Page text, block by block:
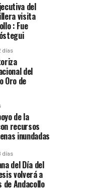
del
visita
: Fue
días
del
Oro de
de la
recursos
inundadas
días
del Día del
volverá a
Andacollo